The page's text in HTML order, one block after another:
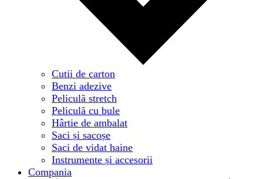
Cutii de carton
Benzi adezive
Peliculă stretch
Peliculă cu bule
Hârtie de ambalat
Saci și sacoșe
Saci de vidat haine
Instrumente și accesorii
Compania